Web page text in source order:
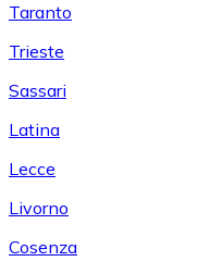
Taranto
Trieste
Sassari
Latina
Lecce
Livorno
Cosenza